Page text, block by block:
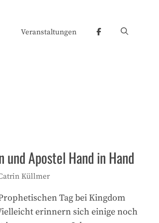
Veranstaltungen
und Apostel Hand in Hand
Küllmer
Tag bei Kingdom
erinnern sich einige noch